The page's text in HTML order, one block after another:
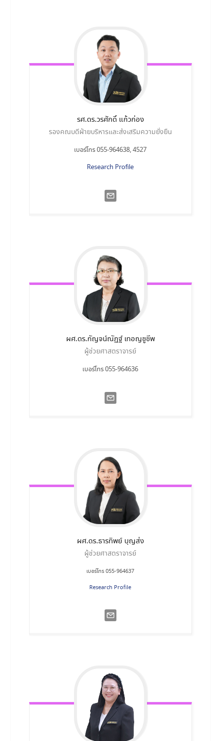
รศ.ดร.วรศักดิ์ แก้วก่อง
รองคณบดีฝ่ายบริหารและส่งเสริมความยั่งยืน
เบอร์โทร 055-964638, 4527
Research Profile
ผศ.ดร.กัญจน์ณัฏฐ์ เทอญชูชีพ
ผู้ช่วยศาสตราจารย์
เบอร์โทร 055-964636
ผศ.ดร.ธารทิพย์ บุญส่ง
ผู้ช่วยศาสตราจารย์
เบอร์โทร 055-964637
Research Profile